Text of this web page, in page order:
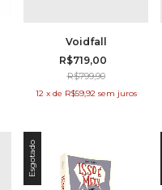
Voidfall
R$719,00
R$799,90
12 x de R$59,92 sem juros
Esgotado